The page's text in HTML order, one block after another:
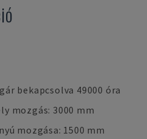
bekapcsolva 49000 óra
mozgás: 3000 mm
mozgása: 1500 mm